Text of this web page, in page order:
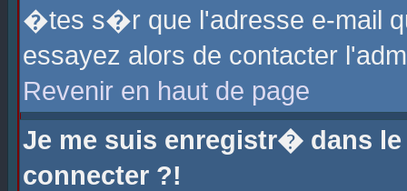
�tes s�r que l'adresse e-mail
essayez alors de contacter
Revenir en haut de page
Je me suis enregistr� dans
connecter ?!